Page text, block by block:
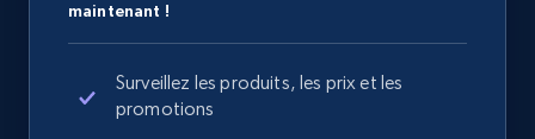
maintenant !
Surveillez les produits, les prix et les
promotions